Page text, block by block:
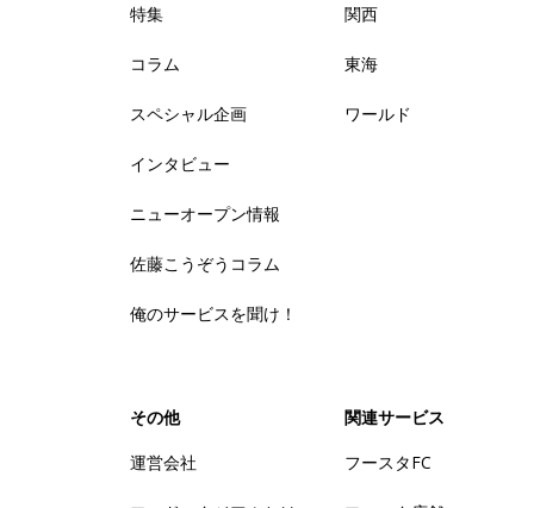
特集
コラム
スペシャル企画
インタビュー
ニューオープン情報
佐藤こうぞうコラム
俺のサービスを聞け！
関西
東海
ワールド
その他
運営会社
関連サービス
フースタFC